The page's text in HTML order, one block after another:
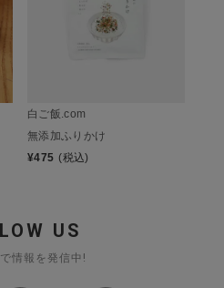
白ご飯.com
無添加ふりかけ
¥475 (税込)
US
情報を発信中!